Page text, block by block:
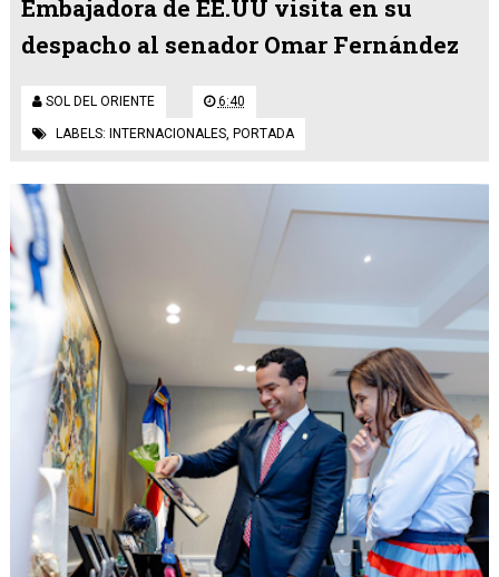
Embajadora de EE.UU visita en su
despacho al senador Omar Fernández
SOL DEL ORIENTE 6:40
LABELS: INTERNACIONALES, PORTADA